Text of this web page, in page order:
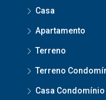
Casa
Apartamento
Terreno
Terreno
Casa Condomínio